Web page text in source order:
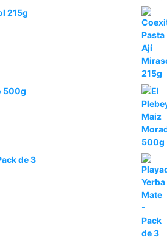
215g
500g
de 3